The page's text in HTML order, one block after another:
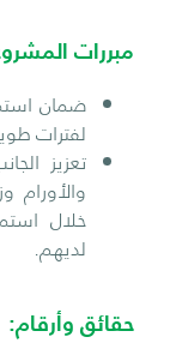
مبررات
ضمان
لفترات
تعزيز
والأورام
خلال
لديهم.
حقائق وأرقام: